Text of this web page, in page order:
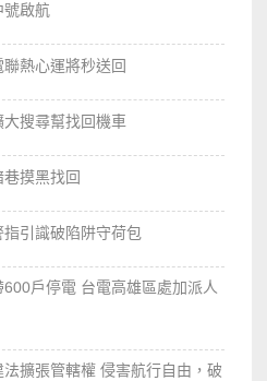
號啟航
熱心運將秒送回
搜尋幫找回機車
摸黑找回
引識破陷阱守荷包
戶停電 台電高雄區處加派人
擴張管轄權 侵害航行自由，破